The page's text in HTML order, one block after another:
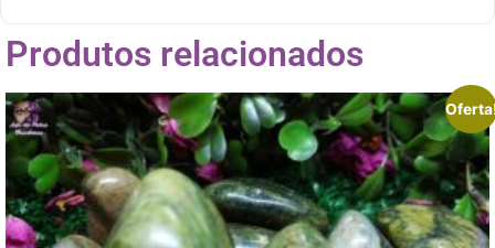
Produtos relacionados